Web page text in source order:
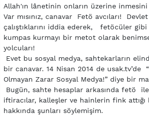
Allah'ın lânetinin onların üzerine inmesini
Var mısınız, canavar Fetö avcıları!
çalıştıklarını iddia ederek, fetöcüler
kumpas kurmayı bir metot olarak
yolcuları!
Evet bu sosyal medya, sahtekarların
bir canavar. 14 Nisan 2014 de usak.tv’de
Olmayan Zarar Sosyal Medya!” diye bir
Bugün, sahte hesaplar arkasında fetö
iftiracılar, kalleşler ve hainlerin fink attığı
hakkında şunları söylemişim.